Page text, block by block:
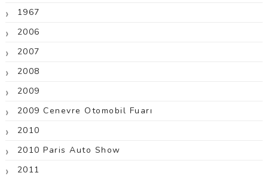
1967
2006
2007
2008
2009
2009 Cenevre Otomobil Fuarı
2010
2010 Paris Auto Show
2011